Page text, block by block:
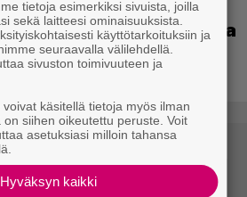
PlayStation-
lopettamisesta
– aikoo silti pysyä
tietoja esimerkiksi sivuista, joilla
sekä laitteesi ominaisuuksista.
käyttötarkoituksiin ja
seuraavalla välilehdellä.
sivuston toimivuuteen ja
käsitellä tietoja myös ilman
siihen oikeutettu peruste. Voit
asetuksiasi milloin tahansa
Hyväksyn kaikki